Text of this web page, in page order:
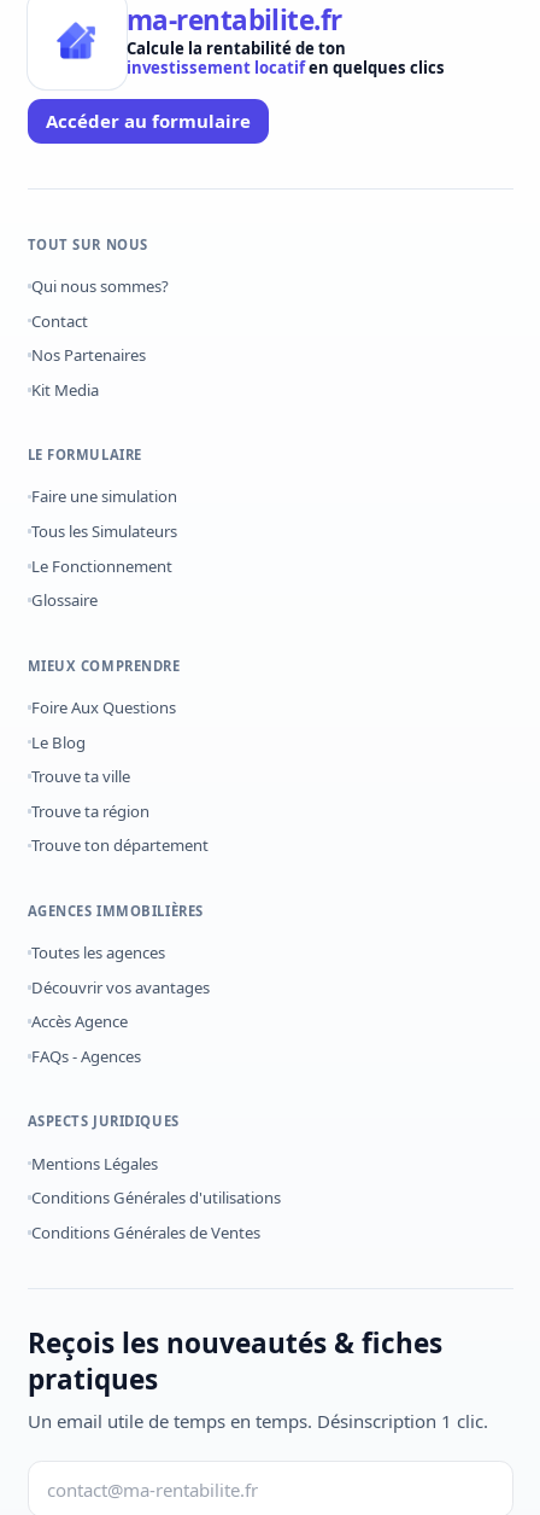
ma-rentabilite.fr
Calcule la rentabilité de ton
investissement locatifen quelques clics
Accéder au formulaire
TOUT SUR NOUS
Qui nous sommes?
Contact
Nos Partenaires
Kit Media
LE FORMULAIRE
Faire une simulation
Tous les Simulateurs
Le Fonctionnement
Glossaire
MIEUX COMPRENDRE
Foire Aux Questions
Le Blog
Trouve ta ville
Trouve ta région
Trouve ton département
AGENCES IMMOBILIÈRES
Toutes les agences
Découvrir vos avantages
Accès Agence
FAQs - Agences
ASPECTS JURIDIQUES
Mentions Légales
Conditions Générales d'utilisations
Conditions Générales de Ventes
Reçois les nouveautés & fiches
pratiques
Un email utile de temps en temps. Désinscription 1 clic.